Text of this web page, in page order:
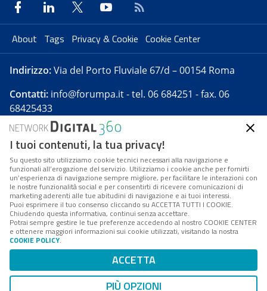
About Tags Privacy & Cookie Cookie Center
Indirizzo:Via del Porto Fluviale 67/d – 00154 Roma
Contatti: info@forumpa.it- tel. 06 684251 - fax. 06
68425433
Forumpa.itè una pubblicazione telematica iscritta
presso Registro della stampa del Tribunale di Roma -
Reg. n. 182 del 2 maggio 2008 - Direttore resp. Michela
Stentella
FPA s.r.l. è società soggetta a Direzione e
Coordinamento da parte di Digital360 S.p.A. - FPA s.r.l.
è un'azienda certificata per il sistema di management
Codice Fiscale/Partita IVA n. 10693191008 - R.E.A. Roma
n. 1249791. ISP AWS
Mappa del sito
I tuoi contenuti, la tua privacy!
Su questo sito utilizziamo cookie tecnici necessari alla navigazione e
funzionali all’erogazione del servizio. Utilizziamo i cookie anche per fornirti
un’esperienza di navigazione sempre migliore, per facilitare le interazioni con
le nostre funzionalità social e per consentirti di ricevere comunicazioni di
marketing aderenti alle tue abitudini di navigazione e ai tuoi interessi.
Puoi esprimere il tuo consenso cliccando su ACCETTA TUTTI I COOKIE.
Chiudendo questa informativa, continui senza accettare.
Potrai sempre gestire le tue preferenze accedendo al nostro COOKIE CENTER
e ottenere maggiori informazioni sui cookie utilizzati, visitando la nostra
COOKIE POLICY.
ACCETTA
PIÙ OPZIONI